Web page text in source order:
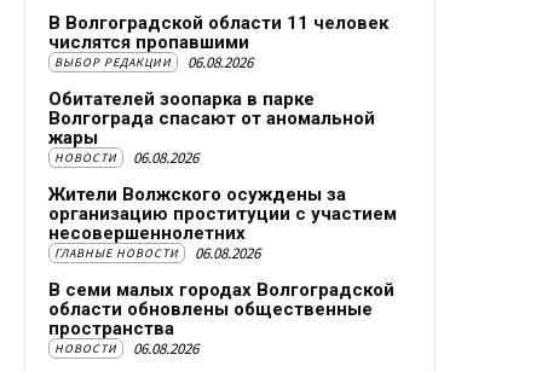
В Волгоградской области 11 человек
числятся пропавшими
ВЫБОР РЕДАКЦИИ 06.08.2026
Обитателей зоопарка в парке
Волгограда спасают от аномальной
жары
НОВОСТИ 06.08.2026
Жители Волжского осуждены за
организацию проституции с участием
несовершеннолетних
ГЛАВНЫЕ НОВОСТИ 06.08.2026
В семи малых городах Волгоградской
области обновлены общественные
пространства
НОВОСТИ 06.08.2026